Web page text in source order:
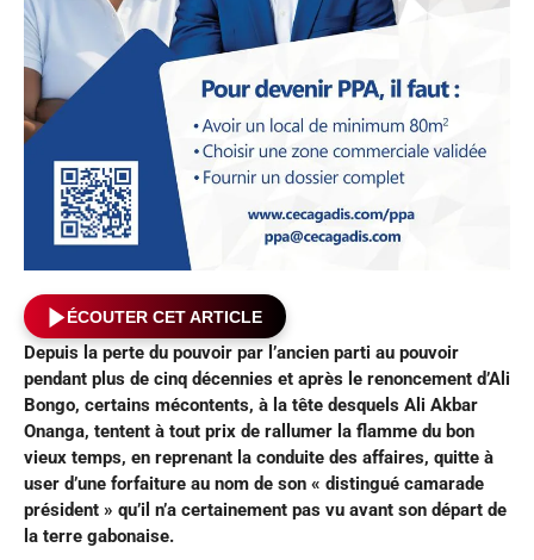
ÉCOUTER CET ARTICLE
Depuis la perte du pouvoir par l’ancien parti au pouvoir
pendant plus de cinq décennies et après le renoncement d’Ali
Bongo, certains mécontents, à la tête desquels Ali Akbar
Onanga, tentent à tout prix de rallumer la flamme du bon
vieux temps, en reprenant la conduite des affaires, quitte à
user d’une forfaiture au nom de son « distingué camarade
président » qu’il n’a certainement pas vu avant son départ de
la terre gabonaise.